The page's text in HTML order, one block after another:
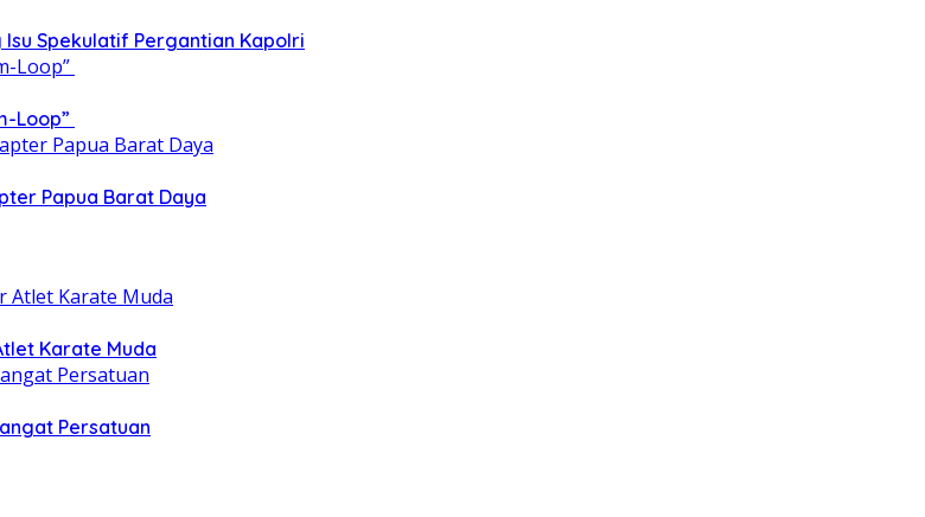
Isu Spekulatif Pergantian Kapolri
Loop”
Papua Barat Daya
Karate Muda
Persatuan